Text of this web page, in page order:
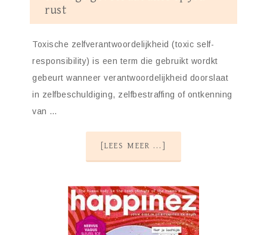
rust
Toxische zelfverantwoordelijkheid (toxic self-
responsibility) is een term die gebruikt wordkt
gebeurt wanneer verantwoordelijkheid doorslaat
in zelfbeschuldiging, zelfbestraffing of ontkenning
van …
[LEES MEER ...]